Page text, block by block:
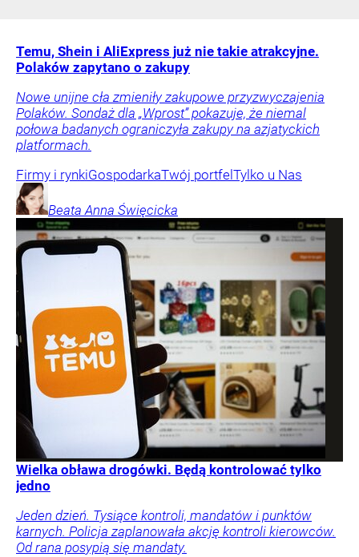
Temu, Shein i AliExpress już nie takie atrakcyjne.
Polaków zapytano o zakupy
Nowe unijne cła zmieniły zakupowe przyzwyczajenia
Polaków. Sondaż dla „Wprost” pokazuje, że niemal
połowa badanych ograniczyła zakupy na azjatyckich
platformach.
Firmy i rynkiGospodarkaTwój portfel Tylko u Nas
Beata Anna Święcicka
Wielka obława drogówki. Będą kontrolować tylko
jedno
Jeden dzień. Tysiące kontroli, mandatów i punktów
karnych. Policja zaplanowała akcję kontroli kierowców.
Od rana posypią się mandaty.